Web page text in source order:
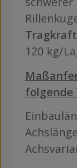
Tragkraft
120 kg/
folgende